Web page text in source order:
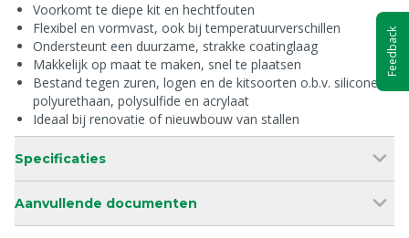
Voorkomt te diepe kit en hechtfouten
Flexibel en vormvast, ook bij temperatuurverschillen
Ondersteunt een duurzame, strakke coatinglaag
Makkelijk op maat te maken, snel te plaatsen
Bestand tegen zuren, logen en de kitsoorten o.b.v. siliconen,
polyurethaan, polysulfide en acrylaat
Ideaal bij renovatie of nieuwbouw van stallen
Specificaties
Aanvullende documenten
Feedback